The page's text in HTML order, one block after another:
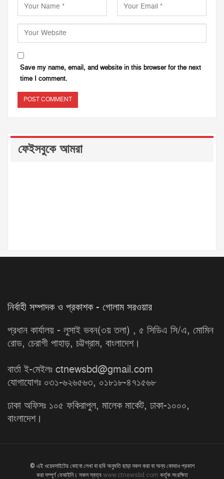
Save my name, email, and website in this browser for the next
time I comment.
ফেইসবুকে আমরা
নির্বাহী সম্পাদক ও প্রকাশক - গোলাম সরওয়ার
প্রধান কার্যালয় - লুসাই ভবন(৩য় তলা) , ৫ সিডিএ সি/এ, মোমিন
রোড, চেরাগী পাহাড়, চট্টগ্রাম, বাংলাদেশ।
বার্তা ই-মেইলঃ ctnewsbd@gmail.com
যোগাযোগঃ ০৩১-৬২৬৫৬৩, ০১৮১৮-৪৭১৫৬৮
ঢাকা অফিসঃ ১০৫ ফকিরাপুল, মালেক মার্কেট, ঢাকা-১০০০,
বাংলাদেশ।
© এই ওয়েবসাইটের কোনো লেখা বা ছবি অনুমতি ছাড়া নকল করা বা অন্য কোথাও প্রকাশ
করা সম্পূর্ণ বেআইনি। সকল স্বত্ব www.ctnewsbd.com কর্তৃক সংরক্ষিত